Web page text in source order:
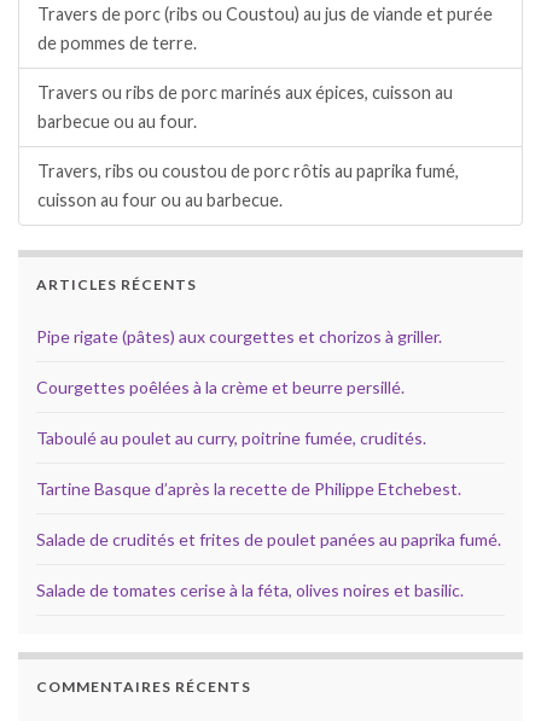
Travers de porc (ribs ou Coustou) au jus de viande et purée
de pommes de terre.
Travers ou ribs de porc marinés aux épices, cuisson au
barbecue ou au four.
Travers, ribs ou coustou de porc rôtis au paprika fumé,
cuisson au four ou au barbecue.
ARTICLES RÉCENTS
Pipe rigate (pâtes) aux courgettes et chorizos à griller.
Courgettes poêlées à la crème et beurre persillé.
Taboulé au poulet au curry, poitrine fumée, crudités.
Tartine Basque d’après la recette de Philippe Etchebest.
Salade de crudités et frites de poulet panées au paprika fumé.
Salade de tomates cerise à la féta, olives noires et basilic.
COMMENTAIRES RÉCENTS